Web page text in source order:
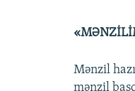
Mənzil
mənzil